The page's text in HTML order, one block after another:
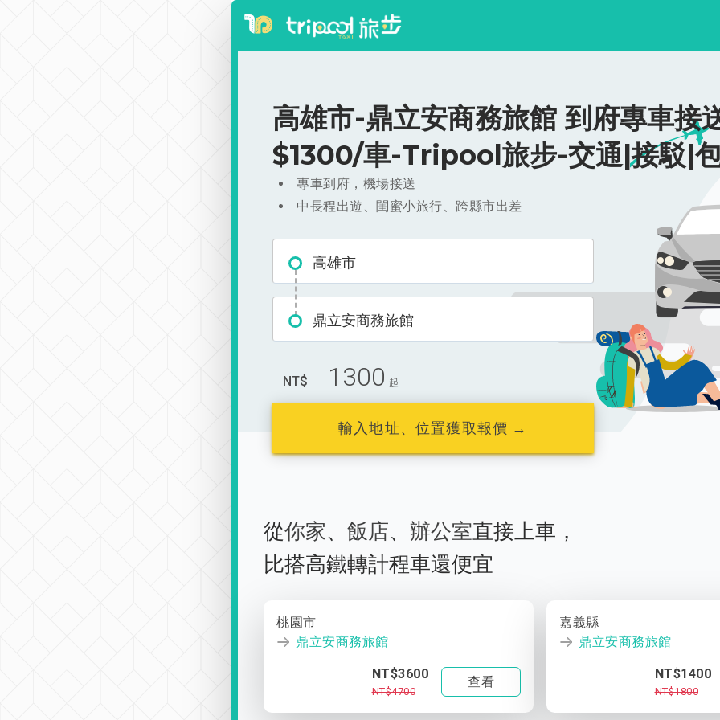
高雄市-鼎立安商務旅館 到府專車接
$1300/車-Tripool旅步-交通|接駁|
專車到府，機場接送
中長程出遊、閨蜜小旅行、跨縣市出差
高雄市
鼎立安商務旅館
NT$ 1300 起
輸入地址、位置獲取報價 →
從你家、 飯店、 辦公室直接上車，
比搭高鐵轉計程車還便宜
桃園市
鼎立安商務旅館
NT$3600
NT$4700
查看
嘉義縣
鼎立安商務旅館
NT$1400
NT$1800